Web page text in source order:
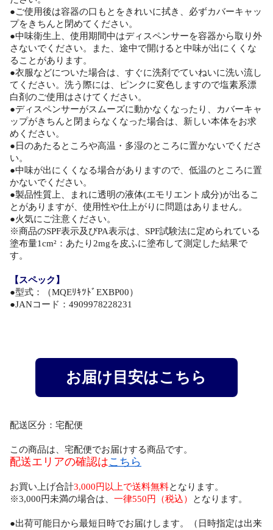
●ご使用後は容器の口もとをきれいに拭き、必ずカバーキャッ
プをきちんと閉めてください。
●中味衛生上、使用期間中はディスペンサーを容器から取り外
さないでください。また、途中で開けると中味が出にくくな
ることがあります。
●衣服などについた場合は、すぐに洗剤でていねいに洗い流し
てください。洗う際には、ピンクに変色しますので塩素系漂
白剤のご使用はさけてください。
●ディスペンサーがスムーズに動かなくなったり、カバーキャ
ップがきちんと閉まらなくなった場合は、新しい本体をお求
めください。
●日のあたるところや高温・多湿のところに置かないでくださ
い。
●中味が出にくくなる場合がありますので、低温のところに置
かないでください。
●製品性質上、まれに透明の液体(エモリエント成分)が出るこ
とがありますが、使用性や仕上がりに問題はありません。
●火気にご注意ください。
※商品のSPF表示及びPA表示は、SPF試験法に定められている
塗布量1cm²：あたり2mgを皮ふに塗布して測定した結果で
す。
【スペック】
●型式：（MQEﾘｷﾂﾄﾞEXBP00）
●JANコード：4909978228231
お届け目安はこちら
配送区分：宅配便
この商品は、宅配便でお届けする商品です。
配送エリアの確認はこちら
お買い上げ合計3,000円以上で送料無料となります。
※3,000円未満の場合は、 一律550円（税込） となります。
●出荷可能日から最短日時でお届けします。（日時指定は出来